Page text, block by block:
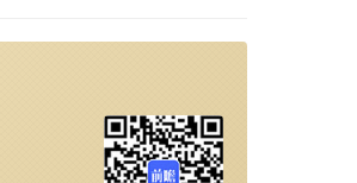
经指出了中国对美